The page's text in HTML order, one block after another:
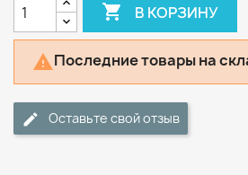
 В КОРЗИНУ
Последние товары на
Оставьте свой отзыв